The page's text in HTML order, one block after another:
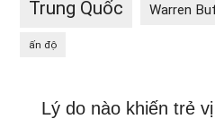
Trung Quốc Warren
ấn độ
Lý do nào khiến trẻ